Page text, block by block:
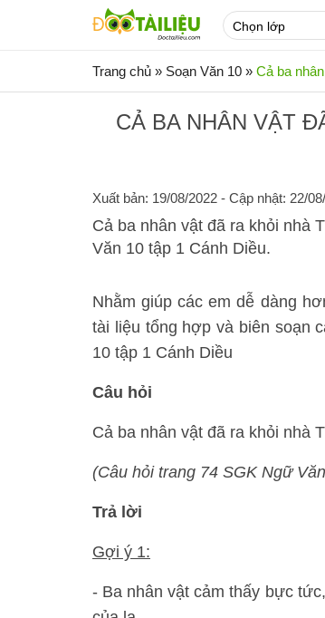
Trang chủ » Soạn Văn 10 » Cả ba
CẢ BA NHÂN VẬT
Xuất bản: 19/08/2022 - Cập nhật: 22/
Cả ba nhân vật đã ra khỏi nhà
Văn 10 tập 1 Cánh Diều.
Nhằm giúp các em dễ dàng
tài liệu tổng hợp và biên soạn
10 tập 1 Cánh Diều
Câu hỏi
Cả ba nhân vật đã ra khỏi nhà
(Câu hỏi trang 74 SGK Ngữ
Trả lời
Gợi ý 1:
- Ba nhân vật cảm thấy bực